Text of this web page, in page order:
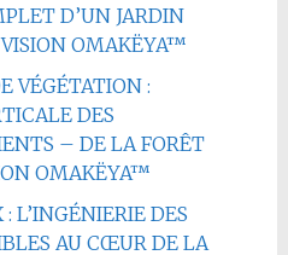
D’UN JARDIN
OMAKËYA™
VÉGÉTATION :
DES
– DE LA FORÊT
OMAKËYA™
L’INGÉNIERIE DES
AU CŒUR DE LA